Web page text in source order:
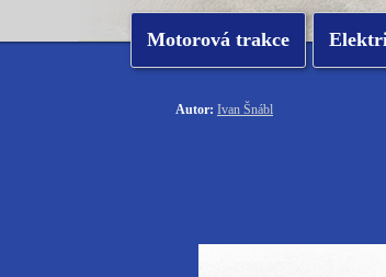
Motorová trakce
Autor: Ivan Šnábl